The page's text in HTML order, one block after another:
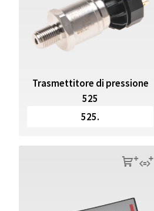
Trasmettitore di pressione
525
525.
sq